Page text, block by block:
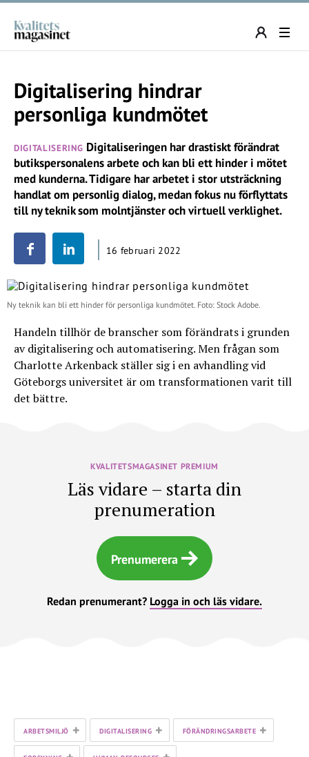
Digitalisering hindrar
personliga kundmötet
DIGITALISERING Digitaliseringen har drastiskt förändrat
butikspersonalens arbete och kan bli ett hinder i mötet
med kunderna. Tidigare har arbetet i stor utsträckning
handlat om personlig dialog, medan fokus nu förflyttats
till ny teknik som molntjänster och virtuell verklighet.
16 februari 2022
Ny teknik kan bli ett hinder för personliga kundmötet. Foto: Stock Adobe.
Handeln tillhör de branscher som förändrats i grunden
av digitalisering och automatisering. Men frågan som
Charlotte Arkenback ställer sig i en avhandling vid
Göteborgs universitet är om transformationen varit till
det bättre.
KVALITETSMAGASINET PREMIUM
Läs vidare – starta din
prenumeration
Prenumerera
Redan prenumerant? Logga in och läs vidare.
ARBETSMILJÖ + DIGITALISERING + FÖRÄNDRINGSARBETE +